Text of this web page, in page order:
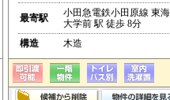
最寄駅
小田急電鉄小田原線 東海
大学前 駅 徒歩 8分
構造
木造